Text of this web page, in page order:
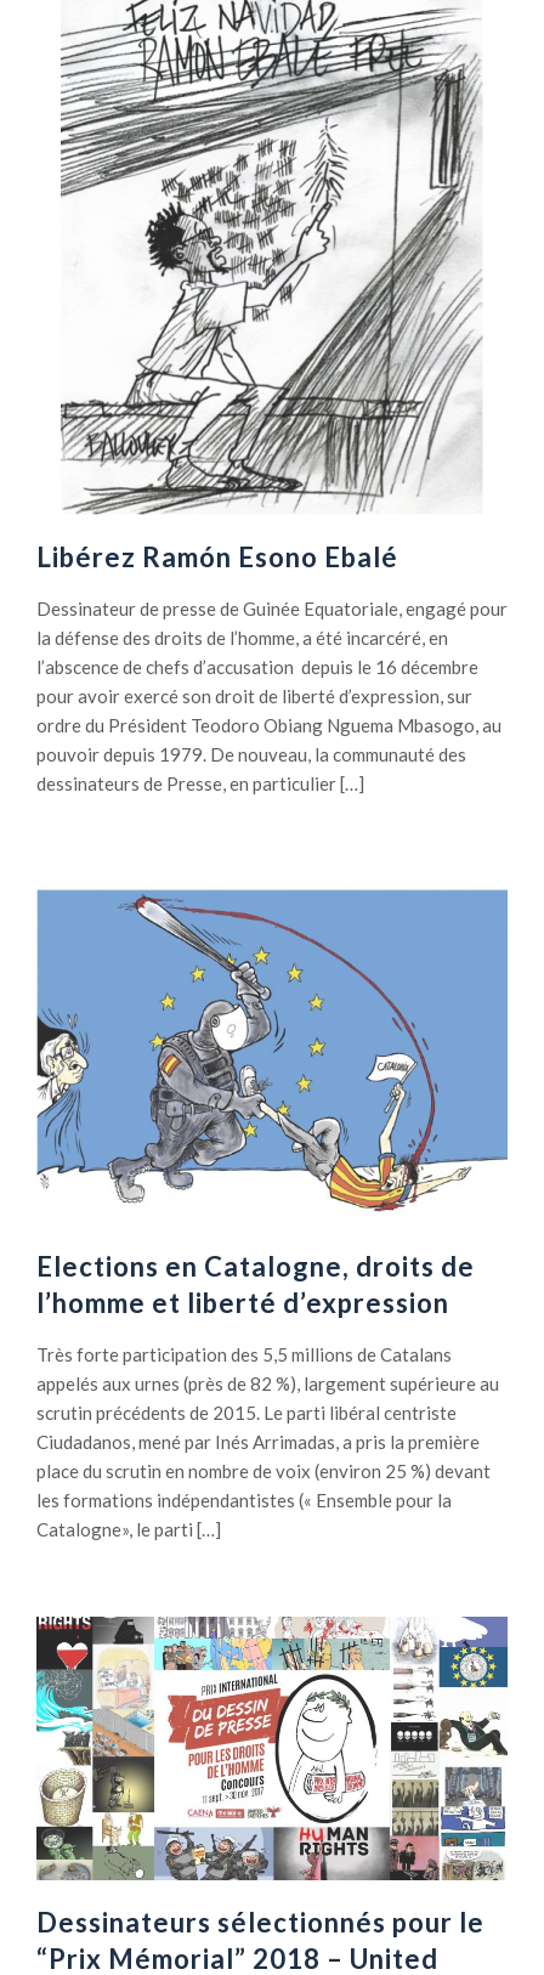
Libérez Ramón Esono Ebalé
Dessinateur de presse de Guinée Equatoriale, engagé pour
la défense des droits de l’homme, a été incarcéré, en
l’abscence de chefs d’accusation depuis le 16 décembre
pour avoir exercé son droit de liberté d’expression, sur
ordre du Président Teodoro Obiang Nguema Mbasogo, au
pouvoir depuis 1979. De nouveau, la communauté des
dessinateurs de Presse, en particulier […]
Elections en Catalogne, droits de
l’homme et liberté d’expression
Très forte participation des 5,5 millions de Catalans
appelés aux urnes (près de 82 %), largement supérieure au
scrutin précédents de 2015. Le parti libéral centriste
Ciudadanos, mené par Inés Arrimadas, a pris la première
place du scrutin en nombre de voix (environ 25 %) devant
les formations indépendantistes (« Ensemble pour la
Catalogne», le parti […]
Dessinateurs sélectionnés pour le
“Prix Mémorial” 2018 – United